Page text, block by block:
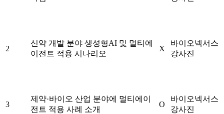
2
신약 개발 분야 생성형AI 및 멀티에
이전트 적용 시나리오
X
바이오넥서스
강사진
3
제약·바이오 산업 분야에 멀티에이
전트 적용 사례 소개
O
바이오넥서스
강사진